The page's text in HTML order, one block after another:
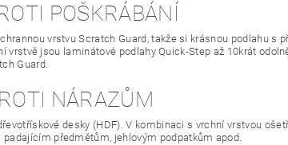
POŠKRÁBÁNÍ
vrstvu Scratch Guard, takže si krásnou podlahu s
vrstvě jsou laminátové podlahy Quick-Step až 10krát
Guard.
NÁRAZŮM
desky (HDF). V kombinaci s vrchní vrstvou
předmětům, jehlovým podpatkům apod.